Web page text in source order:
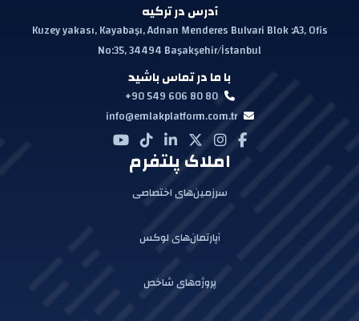
آدرس در ترکیه
Kuzey yakası, Kayabaşı, Adnan Menderes Bulvari Blok :A3, Ofis
No:35, 34494 Başakşehir/İstanbul
با ما در تماس باشید
+90 549 606 80 80
info@emlakplatform.com.tr
املاک پلتفرم
سرزمین‌های اختصاصی
آپارتمان‌های لوکس
پروژه‌های شاخص